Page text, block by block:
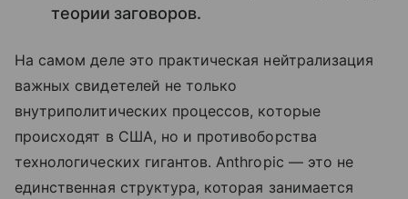
теории заговоров.
На самом деле это практическая нейтрализация
важных свидетелей не только
внутриполитических процессов, которые
происходят в США, но и противоборства
технологических гигантов. Anthropic — это не
единственная структура, которая занимается